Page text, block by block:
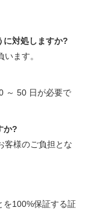
に対処しますか?
ます。
～ 50 日が必要で
か?
客様のご負担とな
を100%保証する証